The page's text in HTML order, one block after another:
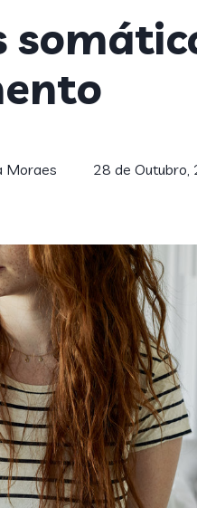
Moraes 28 de Outubro,